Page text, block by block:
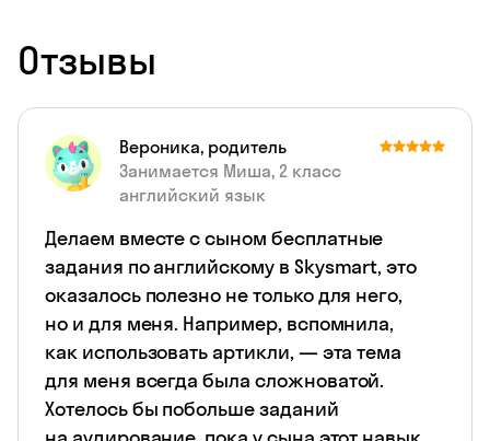
Отзывы
Вероника, родитель
Занимается Миша, 2 класс
английский язык
Делаем вместе с сыном бесплатные
задания по английскому в Skysmart, это
оказалось полезно не только для него,
но и для меня. Например, вспомнила,
как использовать артикли, — эта тема
для меня всегда была сложноватой.
Хотелось бы побольше заданий